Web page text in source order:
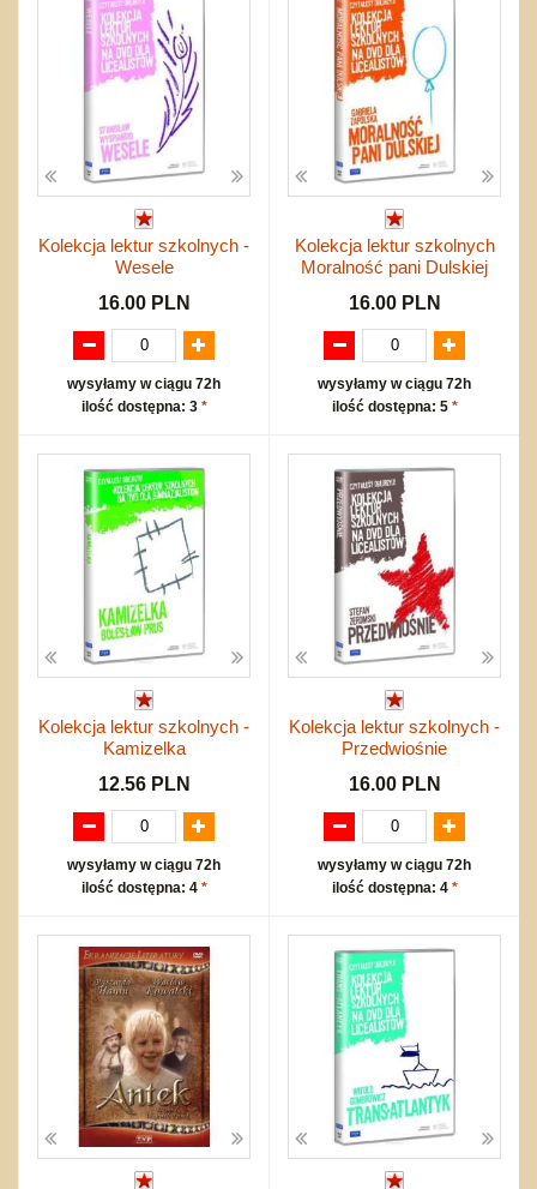
Kolekcja lektur szkolnych -
Wesele
16.00 PLN
wysyłamy w ciągu 72h
ilość dostępna: 3 *
Kolekcja lektur szkolnych
Moralność pani Dulskiej
16.00 PLN
wysyłamy w ciągu 72h
ilość dostępna: 5 *
Kolekcja lektur szkolnych -
Kamizelka
12.56 PLN
wysyłamy w ciągu 72h
ilość dostępna: 4 *
Kolekcja lektur szkolnych -
Przedwiośnie
16.00 PLN
wysyłamy w ciągu 72h
ilość dostępna: 4 *